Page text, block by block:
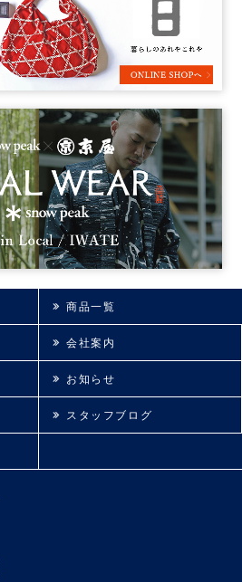
商品一覧
会社案内
お知らせ
スタッフブログ